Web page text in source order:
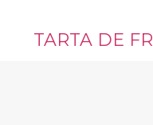
TARTA DE